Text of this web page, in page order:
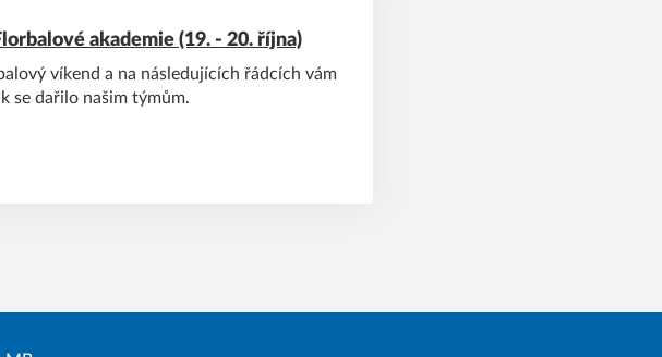
akademie (19. - 20. října)
víkend a na následujících řádcích vám
se dařilo našim týmům.